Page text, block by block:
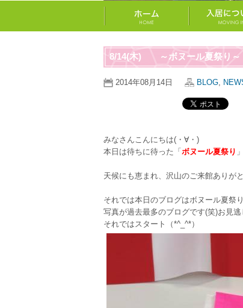
8/14(木) ～ボヌール夏祭り～
2014年08月14日 BLOG
みなさんこんにちは(・∀・)
本日は待ちに待った「ボヌール夏祭り
天候にも恵まれ、沢山のご来館ありが
それでは本日のブログはボヌール夏祭
写真が過去最多のブログです(笑)お見
それではスタート（*^_^*）